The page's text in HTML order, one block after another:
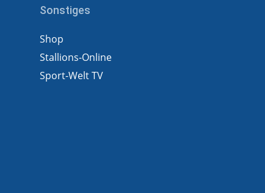
Sonstiges
Shop
Stallions-Online
Sport-Welt TV